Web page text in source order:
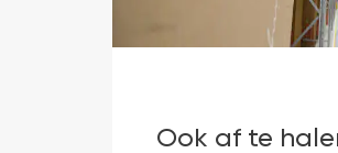
Ook af te